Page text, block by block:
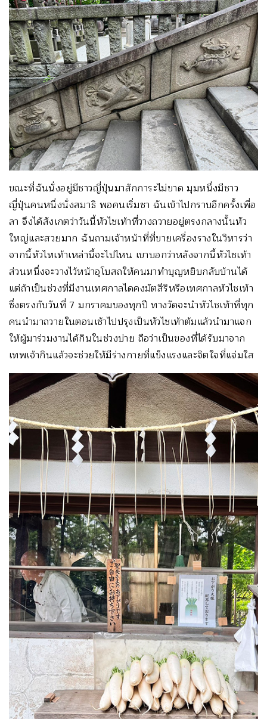
ขณะที่ฉันนั่งอยู่มีชาวญี่ปุ่นมาสักการะไม่ขาด มุมหนึ่งมีชาว
ญี่ปุ่นคนหนึ่งนั่งสมาธิ พอคนเริ่มซา ฉันเข้าไปกราบอีกครั้งเพื่อ
ลา จึงได้สังเกตว่าวันนี้หัวไชเท้าที่วางถวายอยู่ตรงกลางนั้นหัว
ใหญ่และสวยมาก ฉันถามเจ้าหน้าที่ที่ขายเครื่องรางในวิหารว่า
จากนี้หัวไหเท้าเหล่านี้จะไปไหน เขาบอกว่าหลังจากนี้หัวไชเท้า
ส่วนหนึ่งจะวางไว้หน้าอุโบสถให้คนมาทำบุญหยิบกลับบ้านได้
แต่ถ้าเป็นช่วงที่มีงานเทศกาลไดคงมัตสึริหรือเทศกาลหัวไชเท้า
ซึ่งตรงกับวันที่ 7 มกราคมของทุกปี ทางวัดจะนำหัวไชเท้าที่ทุก
คนนำมาถวายในตอนเช้าไปปรุงเป็นหัวไชเท้าต้มแล้วนำมาแจก
ให้ผู้มาร่วมงานได้กินในช่วงบ่าย ถือว่าเป็นของที่ได้รับมาจาก
เทพเจ้ากินแล้วจะช่วยให้มีร่างกายที่แข็งแรงและจิตใจที่แจ่มใส